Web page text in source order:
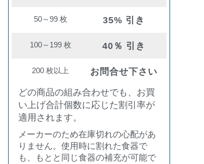
50～99 枚 35% 引き
100～199 枚 40％ 引き
200 枚以上 お問合せ下さい
どの商品の組み合わせでも、お買
い上げ合計個数に応じた割引率が
適用されます。
メーカーのため在庫切れの心配があ
りません。使用時に割れた食器で
も、もとと同じ食器の補充が可能で